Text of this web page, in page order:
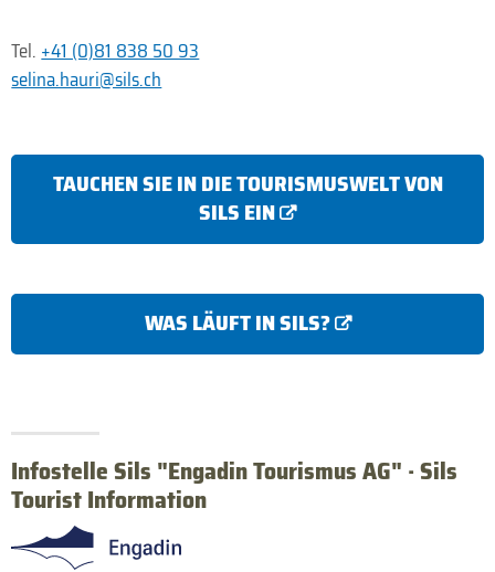
Tel. +41 (0)81 838 50 93
selina.hauri@sils.ch
TAUCHEN SIE IN DIE TOURISMUSWELT VON
SILS EIN
WAS LÄUFT IN SILS?
Infostelle Sils "Engadin Tourismus AG" · Sils
Tourist Information